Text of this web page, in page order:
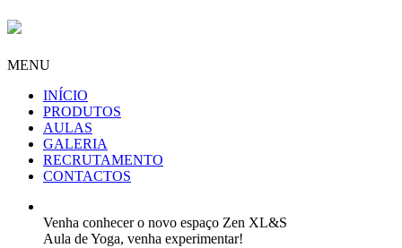
MENU
INÍCIO
PRODUTOS
AULAS
GALERIA
RECRUTAMENTO
CONTACTOS
Venha conhecer o novo espaço Zen XL&S
Aula de Yoga, venha experimentar!